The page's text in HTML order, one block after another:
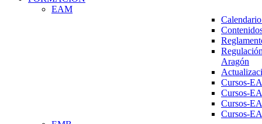
EAM
Aragón
Cursos-
Cursos-
Cursos-
Cursos-